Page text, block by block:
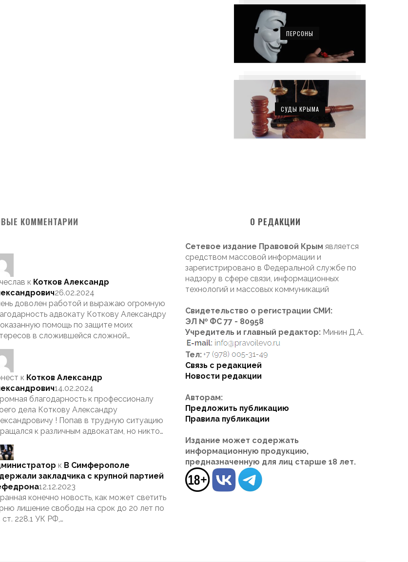
ПЕРСОНЫ
СУДЫ КРЫМА
КОММЕНТАРИИ
к Котков Александр
26.02.2024
доволен работой и выражаю огромную
адвокату Коткову Александру
помощь по защите моих
в сложившейся сложной…
к Котков Александр
14.02.2024
благодарность к профессионалу
дела Коткову Александру
! Попав в трудную ситуацию
к различным адвокатам, но никто…
к В Симферополе
закладчика с крупной партией
12.12.2023
конечно новость, как может светить
лишение свободы на срок до 20 лет по
ст. 228.1 УК РФ,…
О РЕДАКЦИИ
Сетевое издание Правовой Крым является
средством массовой информации и
зарегистрировано в Федеральной службе по
надзору в сфере связи, информационных
технологий и массовых коммуникаций
Свидетельство о регистрации СМИ:
ЭЛ № ФС 77 - 80958
Учредитель и главный редактор: Минин Д.А.
Тел:
Связь с редакцией
Новости редакции
Авторам:
Предложить публикацию
Правила публикации
Издание может содержать
информационную продукцию,
предназначенную для лиц старше 18 лет.